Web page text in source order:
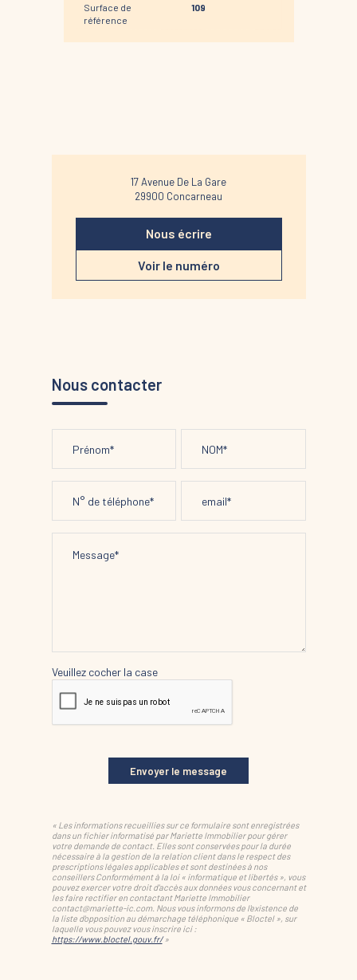
Surface de
référence
109
17 Avenue De La Gare
29900 Concarneau
Nous écrire
Voir le numéro
Nous contacter
Veuillez cocher la case
Envoyer le message
« Les informations recueillies sur ce formulaire sont enregistrées
dans un fichier informatisé par Mariette Immobilier pour gérer
votre demande de contact. Elles sont conservées pour la durée
nécessaire à la gestion de la relation client dans le respect des
prescriptions légales applicables et sont destinées à nos
conseillers Conformément à la loi « informatique et libertés », vous
pouvez exercer votre droit d'accès aux données vous concernant et
les faire rectifier en contactant Mariette Immobilier
contact@mariette-ic.com. Nous vous informons de l'existence de
la liste d'opposition au démarchage téléphonique « Bloctel », sur
laquelle vous pouvez vous inscrire ici :
https://www.bloctel.gouv.fr/»